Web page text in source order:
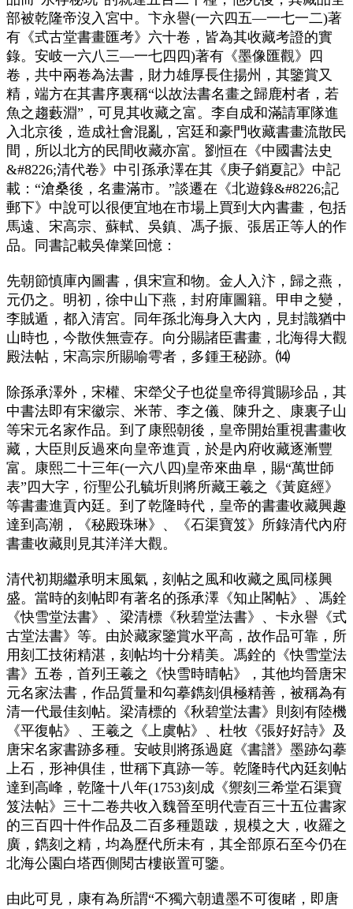
部被乾隆帝沒入宮中。卞永譽(一六四五—一七一二)著
有《式古堂書畫匯考》六十卷，皆為其收藏考證的實
錄。安岐一六八三—一七四四)著有《墨像匯觀》四
卷，共中兩卷為法書，財力雄厚長住揚州，其鑒賞又
精，端方在其書序裏稱“以故法書名畫之歸鹿村者，若
魚之趨藪淵”，可見其收藏之富。李自成和滿請軍隊進
入北京後，造成社會混亂，宮廷和豪門收藏書畫流散民
間，所以北方的民間收藏亦富。劉恒在《中國書法史
&#8226;清代卷》中引孫承澤在其《庚子銷夏記》中記
載：“滄桑後，名畫滿市。”談遷在《北遊錄&#8226;記
郵下》中說可以很便宜地在市場上買到大內書畫，包括
馬遠、宋高宗、蘇軾、吳鎮、馮子振、張居正等人的作
品。同書記載吳偉業回憶：
先朝節慎庫內圖書，俱宋宣和物。金人入汴，歸之燕，
元仍之。明初，徐中山下燕，封府庫圖籍。甲申之變，
李賊遁，都入清宮。同年孫北海身入大內，見封識猶中
山時也，今散佚無壹存。向分賜諸臣書畫，北海得大觀
殿法帖，宋高宗所賜喻雩者，多鍾王秘跡。⒁
除孫承澤外，宋權、宋犖父子也從皇帝得賞賜珍品，其
中書法即有宋徽宗、米芾、李之儀、陳升之、康裏子山
等宋元名家作品。到了康熙朝後，皇帝開始重視書畫收
藏，大臣則反過來向皇帝進貢，於是內府收藏逐漸豐
富。康熙二十三年(一六八四)皇帝來曲阜，賜“萬世師
表”四大字，衍聖公孔毓圻則將所藏王羲之《黃庭經》
等書畫進貢內廷。到了乾隆時代，皇帝的書畫收藏興趣
達到高潮，《秘殿珠琳》、《石渠寶笈》所錄清代內府
書畫收藏則見其洋洋大觀。
清代初期繼承明末風氣，刻帖之風和收藏之風同樣興
盛。當時的刻帖即有著名的孫承澤《知止閣帖》、馮銓
《快雪堂法書》、梁清標《秋碧堂法書》、卡永譽《式
古堂法書》等。由於藏家鑒賞水平高，故作品可靠，所
用刻工技術精湛，刻帖均十分精美。馮銓的《快雪堂法
書》五卷，首列王羲之《快雪時晴帖》，其他均晉唐宋
元名家法書，作品質量和勾摹鐫刻俱極精善，被稱為有
清一代最佳刻帖。梁清標的《秋碧堂法書》則刻有陸機
《平復帖》、王羲之《上虞帖》、杜牧《張好好詩》及
唐宋名家書跡多種。安岐則將孫過庭《書譜》墨跡勾摹
上石，形神俱佳，世稱下真跡一等。乾隆時代內廷刻帖
達到高峰，乾隆十八年(1753)刻成《禦刻三希堂石渠寶
笈法帖》三十二卷共收入魏晉至明代壹百三十五位書家
的三百四十件作品及二百多種題跋，規模之大，收羅之
廣，鐫刻之精，均為歷代所未有，其全部原石至今仍在
北海公園白塔西側閱古樓嵌置可鑒。
由此可見，康有為所謂“不獨六朝遺墨不可復睹，即唐